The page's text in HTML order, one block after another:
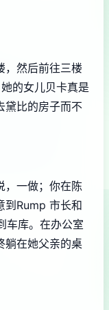
，然后前往三楼
的女儿贝卡真是
黛比的房子而不
，一做；你在陈
到Rump 市长和
车库。在办公室
躺在她父亲的桌